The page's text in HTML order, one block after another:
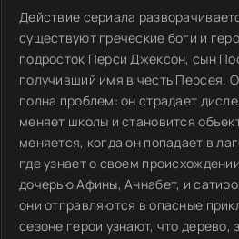
Действие сериала
существуют греческие боги и
подросток Перси Джексон, сын
получивший имя в честь Персея.
полна проблем: он страдает
меняет школы и становится
меняется, когда он попадает в
где узнает о своем
дочерью Афины, Аннабет, и
они отправляются в опасные
сезоне герои узнают, что